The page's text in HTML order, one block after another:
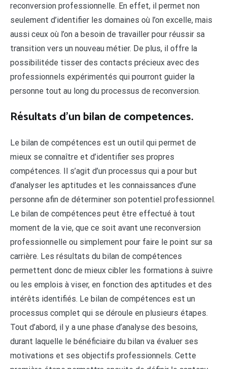
reconversion professionnelle. En effet, il permet non
seulement d’identifier les domaines où l’on excelle, mais
aussi ceux où l’on a besoin de travailler pour réussir sa
transition vers un nouveau métier. De plus, il offre la
possibilitéde tisser des contacts précieux avec des
professionnels expérimentés qui pourront guider la
personne tout au long du processus de reconversion.
Résultats d’un bilan de competences.
Le bilan de compétences est un outil qui permet de
mieux se connaître et d’identifier ses propres
compétences. Il s’agit d’un processus qui a pour but
d’analyser les aptitudes et les connaissances d’une
personne afin de déterminer son potentiel professionnel.
Le bilan de compétences peut être effectué à tout
moment de la vie, que ce soit avant une reconversion
professionnelle ou simplement pour faire le point sur sa
carrière. Les résultats du bilan de compétences
permettent donc de mieux cibler les formations à suivre
ou les emplois à viser, en fonction des aptitudes et des
intérêts identifiés. Le bilan de compétences est un
processus complet qui se déroule en plusieurs étapes.
Tout d’abord, il y a une phase d’analyse des besoins,
durant laquelle le bénéficiaire du bilan va évaluer ses
motivations et ses objectifs professionnels. Cette